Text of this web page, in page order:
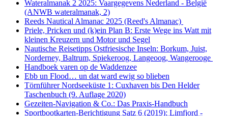
Wateralmanak 2 2025: Vaargegevens Nederland - België
(ANWB wateralmanak, 2)
Reeds Nautical Almanac 2025 (Reed's Almanac)
Priele, Pricken und (k)ein Plan B: Erste Wege ins Watt mit
kleinen Kreuzern und Motor und Segel
Nautische Reisetipps Ostfriesische Inseln: Borkum, Juist,
Norderney, Baltrum, Spiekeroog, Langeoog, Wangerooge
Handboek varen op de Waddenzee
Ebb un Flood… un dat ward ewig so blieben
Törnführer Nordseeküste 1: Cuxhaven bis Den Helder
Taschenbuch (9. Auflage 2020)
Gezeiten-Navigation & Co.: Das Praxis-Handbuch
Sportbootkarten-Berichtigung Satz 6 (2019): Limfjord -